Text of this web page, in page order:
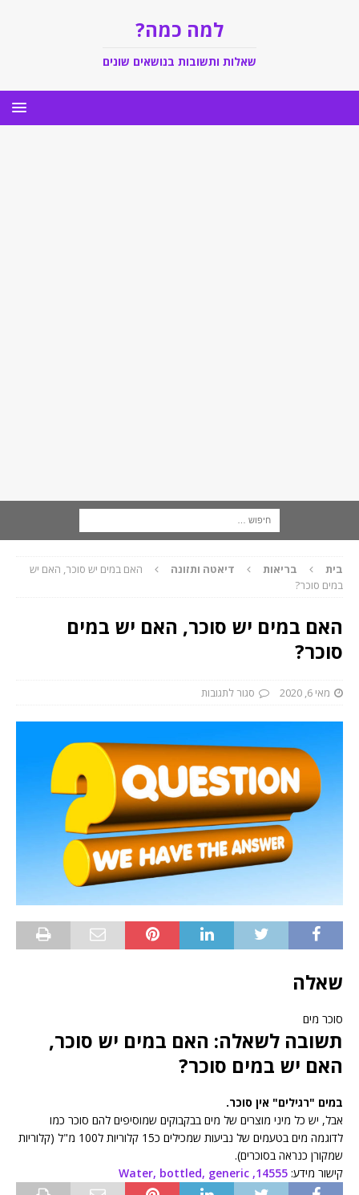
למה כמה?
שאלות ותשובות בנושאים שונים
בית בריאות דיאטה ותזונה
האם במים יש סוכר, האם יש
במים סוכר?
האם במים יש סוכר, האם יש במים
סוכר?
מאי 6, 2020 סגור לתגובות
שאלה
סוכר מים
תשובה לשאלה: האם במים יש סוכר,
האם יש במים סוכר?
במים "רגילים" אין סוכר.
אבל, יש כל מיני מוצרים של מים בבקבוקים שמוסיפים להם סוכר כמו
לדוגמה מים בטעמים של נביעות שמכילים כ15 קלוריות ל100 מ"ל (קלוריות
שמקורן כנראה בסוכרים).
קישור מידע: 14555, Water, bottled, generic